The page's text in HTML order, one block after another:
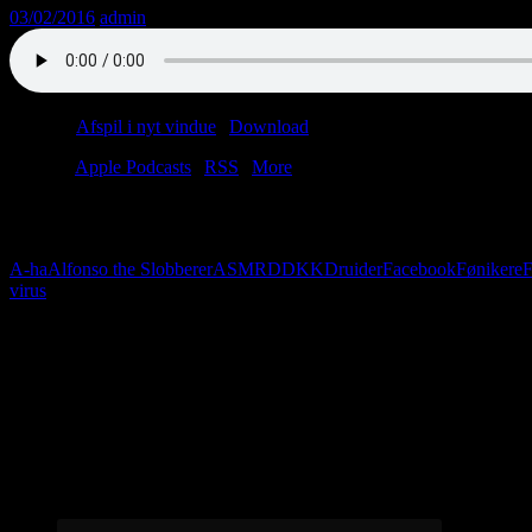
03/02/2016 admin
Afspil i nyt vindue Download
Apple Podcasts RSS
More
A-haAlfonso the SlobbererASMRDDKKDruiderFacebookFønikere
virus